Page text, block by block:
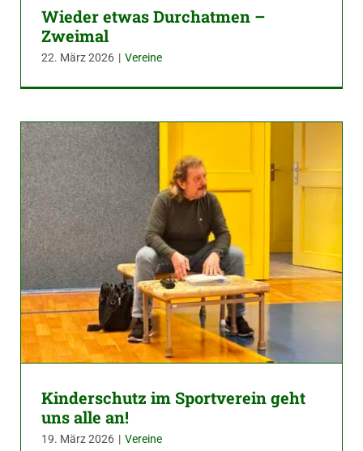
Wieder etwas Durchatmen –
Zweimal
22. März 2026 | Vereine
Kinderschutz im Sportverein geht
uns alle an!
19. März 2026 | Vereine